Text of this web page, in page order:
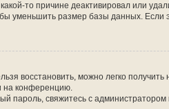
то причине деактивировал или
уменьшить размер базы данных. Если
восстановить, можно легко
на конференцию.
пароль, свяжитесь с